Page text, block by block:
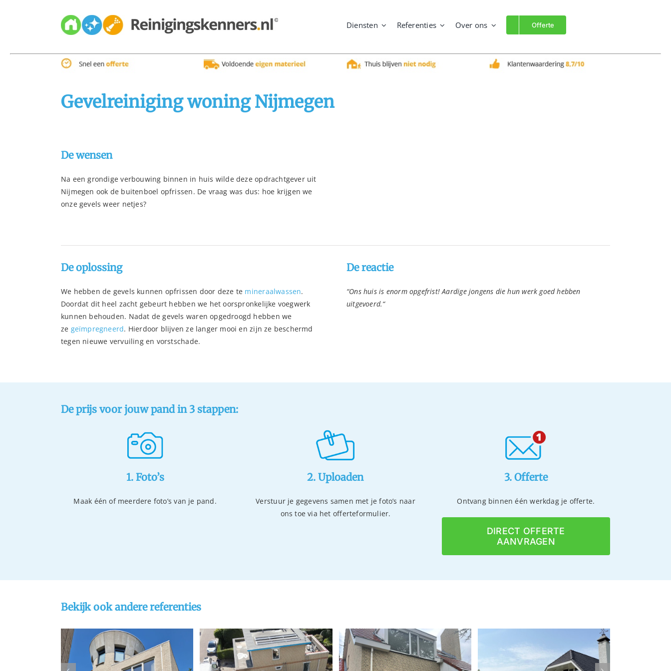
Diensten Referenties Over ons Offerte
Gevelreiniging woning Nijmegen
De wensen
Na een grondige verbouwing binnen in huis wilde deze opdrachtgever uit
Nijmegen ook de buitenboel opfrissen. De vraag was dus: hoe krijgen we
onze gevels weer netjes?
De oplossing
We hebben de gevels kunnen opfrissen door deze te mineraalwassen.
Doordat dit heel zacht gebeurt hebben we het oorspronkelijke voegwerk
kunnen behouden. Nadat de gevels waren opgedroogd hebben we
ze geïmpregneerd. Hierdoor blijven ze langer mooi en zijn ze beschermd
tegen nieuwe vervuiling en vorstschade.
De reactie
“Ons huis is enorm opgefrist! Aardige jongens die hun werk goed hebben
uitgevoerd.“
De prijs voor jouw pand in 3 stappen:
1. Foto’s
Maak één of meerdere foto’s van je pand.
2. Uploaden
Verstuur je gegevens samen met je foto’s naar
ons toe via het offerteformulier.
3. Offerte
Ontvang binnen één werkdag je offerte.
DIRECT OFFERTE
AANVRAGEN
Bekijk ook andere referenties
Gevelreiniging en
Gevelrenovatie en